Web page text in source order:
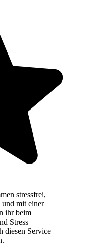
stressfrei,
und mit einer
ihr beim
Stress
diesen Service